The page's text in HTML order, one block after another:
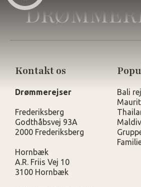
Kontakt os
Drømmerejser
Frederiksberg
Godthåbsvej 93A
2000 Frederiksberg
Hornbæk
A.R. Friis Vej 10
3100 Hornbæk
Bali